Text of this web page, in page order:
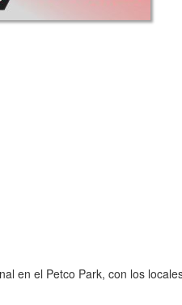
en el Petco Park, con los